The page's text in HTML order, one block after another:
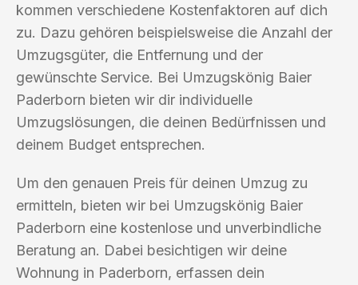
kommen verschiedene Kostenfaktoren auf dich
zu. Dazu gehören beispielsweise die Anzahl der
Umzugsgüter, die Entfernung und der
gewünschte Service. Bei Umzugskönig Baier
Paderborn bieten wir dir individuelle
Umzugslösungen, die deinen Bedürfnissen und
deinem Budget entsprechen.
Um den genauen Preis für deinen Umzug zu
ermitteln, bieten wir bei Umzugskönig Baier
Paderborn eine kostenlose und unverbindliche
Beratung an. Dabei besichtigen wir deine
Wohnung in Paderborn, erfassen dein